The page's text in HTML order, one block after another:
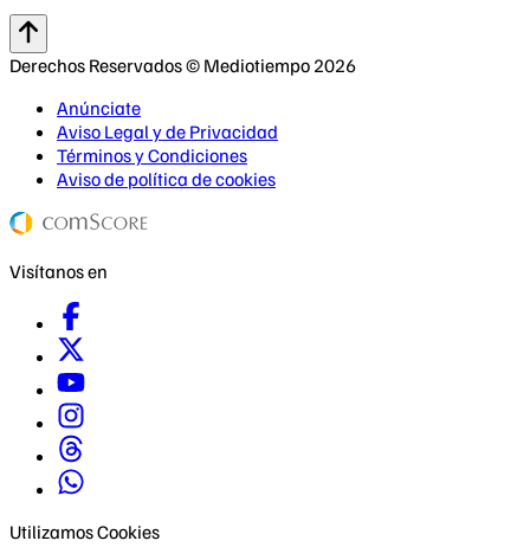
Derechos Reservados © Mediotiempo 2026
Anúnciate
Aviso Legal y de Privacidad
Términos y Condiciones
Aviso de política de cookies
Visítanos en
Utilizamos Cookies